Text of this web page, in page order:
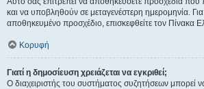
και να υποβληθούν σε μεταγενέστερη ημερομηνία.
αποθηκευμένο προσχέδιο, επισκεφθείτε τον Πίνακα
Κορυφή
Γιατί η δημοσίευση χρειάζεται να εγκριθεί;
Ο διαχειριστής του συστήματος συζητήσεων μπορεί να